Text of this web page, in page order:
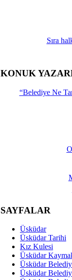
Sıra
KONUK
“Belediye Ne
Dünya Fani,
SAYFALAR
Üsküdar
Üsküdar Tarihi
Kız Kulesi
Üsküdar
Üsküdar
Üsküdar